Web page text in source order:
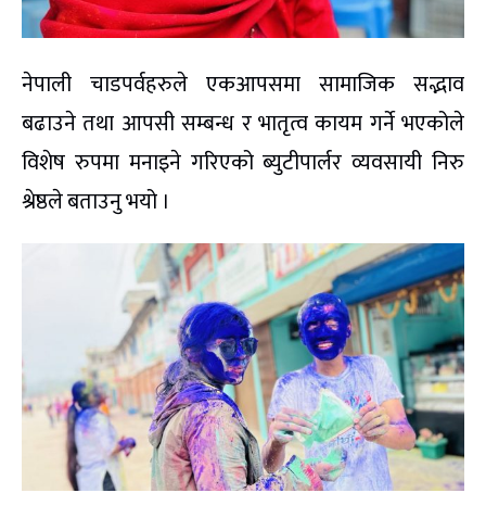
नेपाली चाडपर्वहरुले एकआपसमा सामाजिक सद्भाव
बढाउने तथा आपसी सम्बन्ध र भातृत्व कायम गर्ने भएकोले
विशेष रुपमा मनाइने गरिएको ब्युटीपार्लर व्यवसायी निरु
श्रेष्ठले बताउनु भयो ।